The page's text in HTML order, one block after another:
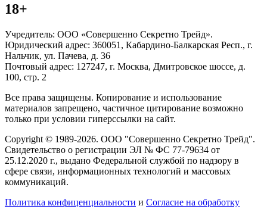
18+
Учредитель: ООО «Совершенно Секретно Трейд».
Юридический адрес: 360051, Кабардино-Балкарская Респ., г.
Нальчик, ул. Пачева, д. 36
Почтовый адрес: 127247, г. Москва, Дмитровское шоссе, д.
100, стр. 2
Все права защищены. Копирование и использование
материалов запрещено, частичное цитирование возможно
только при условии гиперссылки на сайт.
Copyright © 1989-2026. ООО "Совершенно Секретно Трейд".
Свидетельство о регистрации ЭЛ № ФС 77-79634 от
25.12.2020 г., выдано Федеральной службой по надзору в
сфере связи, информационных технологий и массовых
коммуникаций.
Политика конфиценциальности и Согласие на обработку